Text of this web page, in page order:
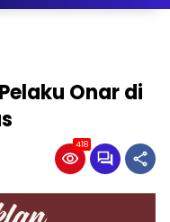
Onar di
418